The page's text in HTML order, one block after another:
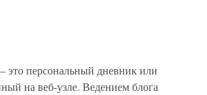
это персональный дневник или
на веб-узле. Ведением блога